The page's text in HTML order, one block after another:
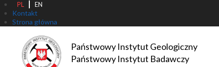
PL EN
Kontakt
Strona główna
Państwowy Instytut Geologiczny
Państwowy Instytut Badawczy